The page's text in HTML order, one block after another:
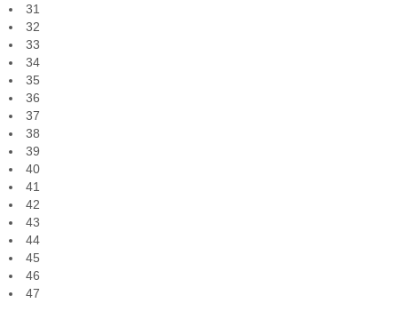
31
32
33
34
35
36
37
38
39
40
41
42
43
44
45
46
47